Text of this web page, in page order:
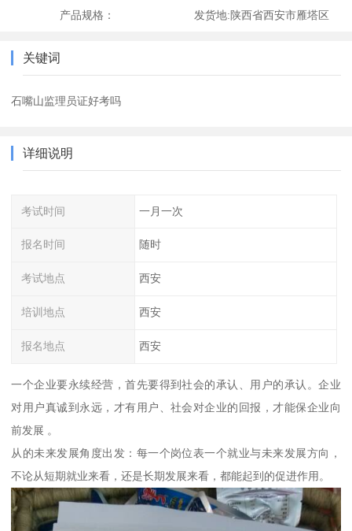
产品规格： 发货地:陕西省西安市雁塔区
关键词
石嘴山监理员证好考吗
详细说明
考试时间 一月一次
报名时间 随时
考试地点 西安
培训地点 西安
报名地点 西安
一个企业要永续经营，首先要得到社会的承认、用户的承认。企业
对用户真诚到永远，才有用户、社会对企业的回报，才能保企业向
前发展 。
从的未来发展角度出发：每一个岗位表一个就业与未来发展方向，
不论从短期就业来看，还是长期发展来看，都能起到的促进作用。